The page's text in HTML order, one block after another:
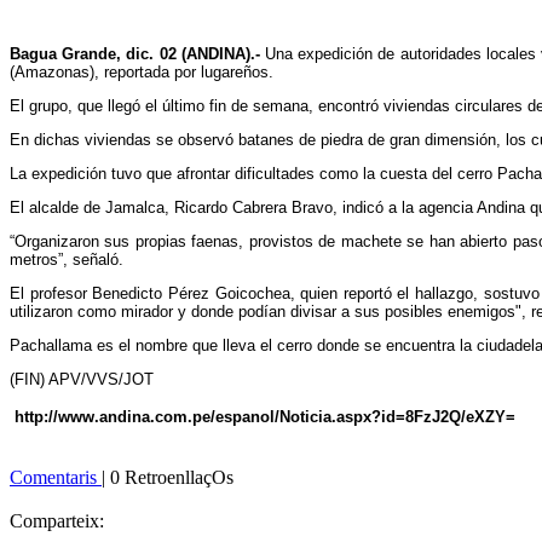
Bagua Grande, dic. 02 (ANDINA).-Una expedición de autoridades
(Amazonas), reportada por lugareños.
El grupo, que llegó el último fin de semana, encontró viviendas circulares
En dichas viviendas se observó batanes de piedra de gran dimensión,
La expedición tuvo que afrontar dificultades como la cuesta del cerro
El alcalde de Jamalca, Ricardo Cabrera Bravo, indicó a la agencia Andina
“Organizaron sus propias faenas, provistos de machete se han abierto
metros”, señaló.
El profesor Benedicto Pérez Goicochea, quien reportó el hallazgo,
utilizaron como mirador y donde podían divisar a sus posibles enemigos",
Pachallama es el nombre que lleva el cerro donde se encuentra la
(FIN) APV/VVS/JOT
http://www.andina.com.pe/espanol/Noticia.aspx?id=8FzJ2Q/eXZY=
Comentaris | 0 RetroenllaçOs
Comparteix: